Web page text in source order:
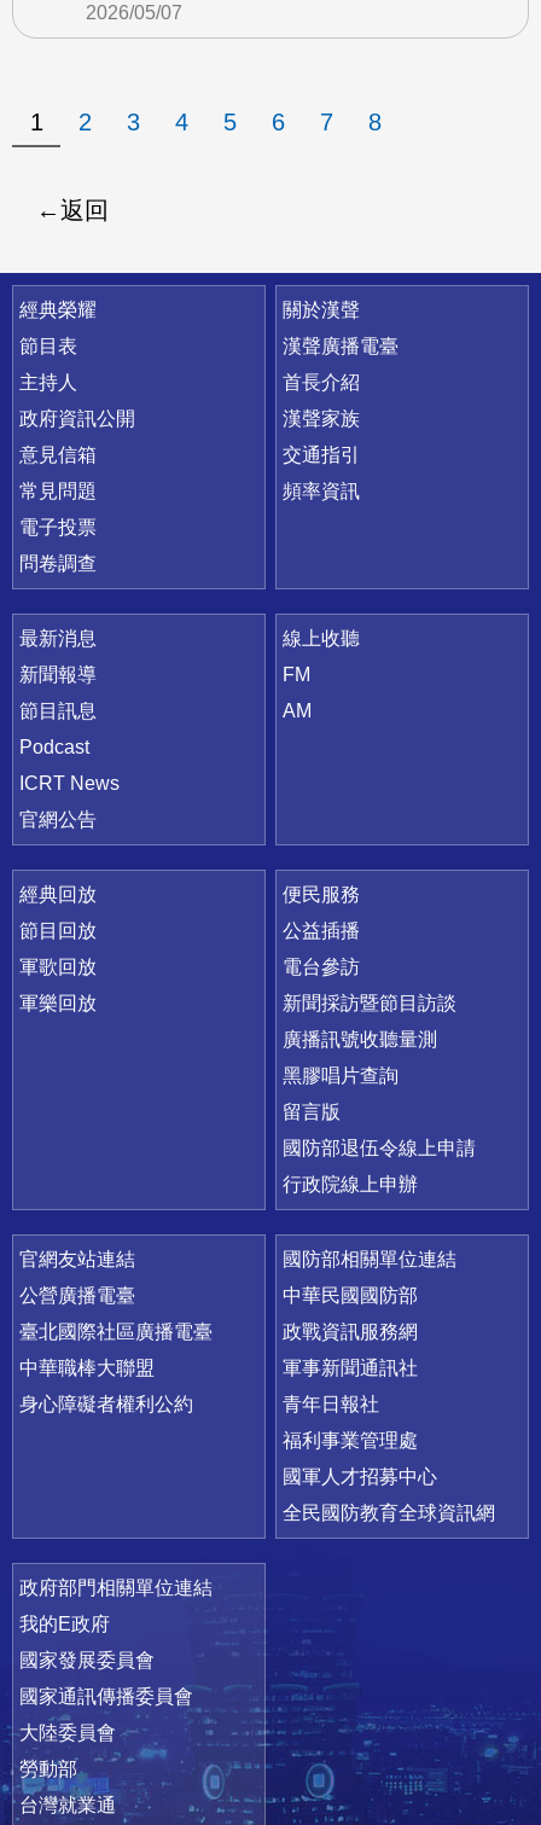
2026/05/07
1 2 3 4 5 6 7 8
返回
快速連結
經典榮耀
節目表
主持人
政府資訊公開
意見信箱
常見問題
電子投票
問卷調查
關於漢聲
漢聲廣播電臺
首長介紹
漢聲家族
交通指引
頻率資訊
最新消息
新聞報導
節目訊息
Podcast
ICRT News
官網公告
線上收聽
FM
AM
經典回放
節目回放
軍歌回放
軍樂回放
便民服務
公益插播
電台參訪
新聞採訪暨節目訪談
廣播訊號收聽量測
黑膠唱片查詢
留言版
國防部退伍令線上申請
行政院線上申辦
官網友站連結
公營廣播電臺
臺北國際社區廣播電臺
中華職棒大聯盟
身心障礙者權利公約
國防部相關單位連結
中華民國國防部
政戰資訊服務網
軍事新聞通訊社
青年日報社
福利事業管理處
國軍人才招募中心
全民國防教育全球資訊網
政府部門相關單位連結
我的E政府
國家發展委員會
國家通訊傳播委員會
大陸委員會
勞動部
台灣就業通